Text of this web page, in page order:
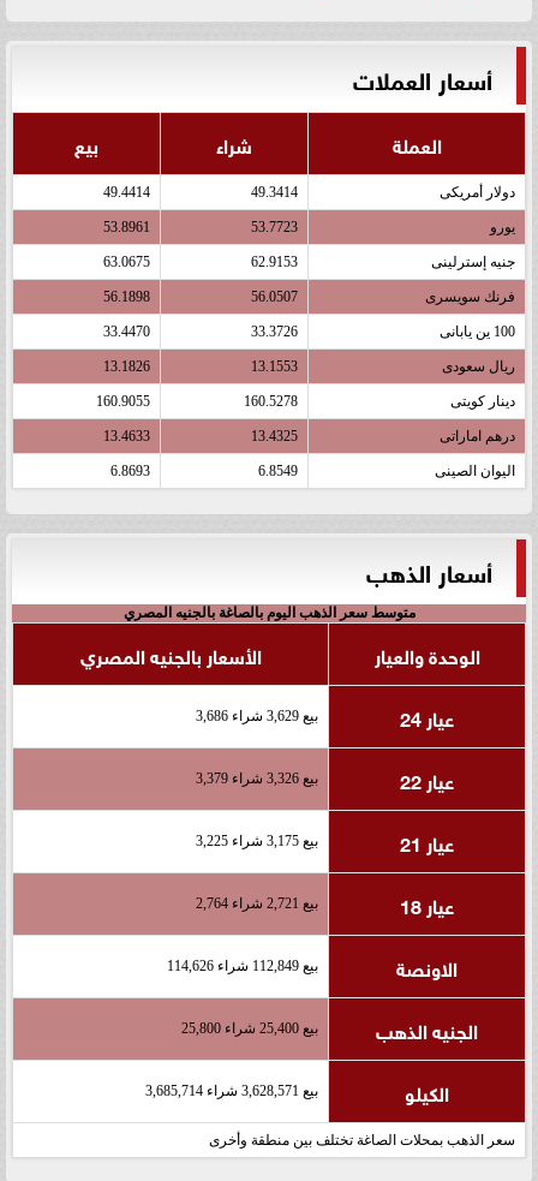
أسعار العملات
العملة شراء بيع
دولار أمريكى 49.3414
49.4414
يورو 53.7723
53.8961
جنيه إسترلينى 62.9153
63.0675
فرنك سويسرى 56.0507
56.1898
100 ين يابانى 33.3726
33.4470
ريال سعودى 13.1553
13.1826
دينار كويتى 160.5278
160.9055
درهم اماراتى 13.4325
13.4633
اليوان الصينى 6.8549
6.8693
أسعار الذهب
متوسط سعر الذهب اليوم بالصاغة بالجنيه المصري
الوحدة والعيار
الأسعار بالجنيه المصري
عيار 24
بيع 3,629 شراء 3,686
عيار 22 بيع 3,326 شراء 3,379
عيار 21 بيع 3,175 شراء 3,225
عيار 18 بيع 2,721 شراء 2,764
الاونصة بيع 112,849 شراء 114,626
الجنيه الذهب بيع 25,400 شراء 25,800
الكيلو بيع 3,628,571 شراء 3,685,714
سعر الذهب بمحلات الصاغة تختلف بين منطقة وأخرى